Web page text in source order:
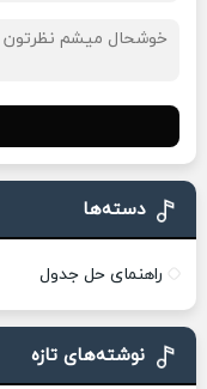
دسته‌ها
راهنمای حل جدول
نوشته‌های تازه